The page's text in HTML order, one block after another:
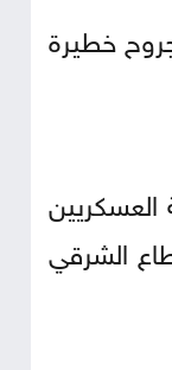
عسكري وإصابة 3 آخرين أحدهم بجروح خطيرة
الشرقي